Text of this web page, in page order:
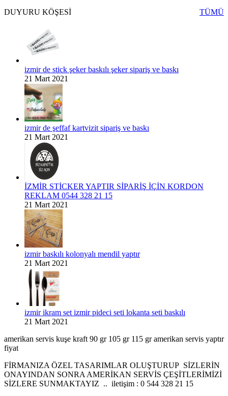
DUYURU KÖŞESİ
TÜMÜ
izmir de stick şeker baskılı şeker sipariş ve baskı
21 Mart 2021
izmir de şeffaf kartvizit sipariş ve baskı
21 Mart 2021
İZMİR STİCKER YAPTIR SİPARİŞ İÇİN KORDON
REKLAM 0544 328 21 15
21 Mart 2021
izmir baskılı kolonyalı mendil yaptır
21 Mart 2021
izmir ikram set izmir pideci seti lokanta seti baskılı
21 Mart 2021
amerikan servis kuşe kraft 90 gr 105 gr 115 gr amerikan servis yaptır
fiyat
FİRMANIZA ÖZEL TASARIMLAR OLUŞTURUP SİZLERİN
ONAYINDAN SONRA AMERİKAN SERVİS ÇEŞİTLERİMİZİ
SİZLERE SUNMAKTAYIZ .. iletişim : 0 544 328 21 15